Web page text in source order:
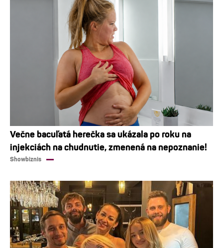
Večne bacuľatá herečka sa ukázala po roku na
injekciách na chudnutie, zmenená na nepoznanie!
Showbiznis